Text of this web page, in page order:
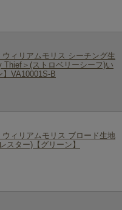
ィリアムモリス シーチング生
Thief＞(ストロベリーシーフ)い
】VA10001S-B
ィリアムモリス ブロード生地
スター)【グリーン】